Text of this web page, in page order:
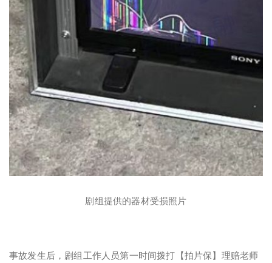
剧组提供的器材受损照片
事故发生后，剧组工作人员第一时间拨打【拍片保】理赔老师